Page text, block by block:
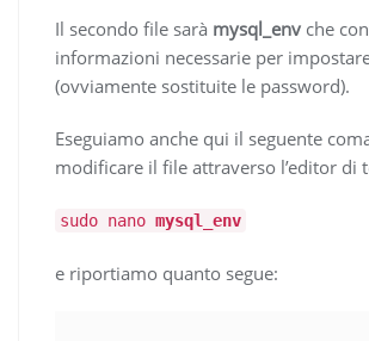
Il secondo file sarà mysql_env che
informazioni necessarie per
(ovviamente sostituite le password).
Eseguiamo anche qui il seguente
modificare il file attraverso l’editor di
sudo nano mysql_env
e riportiamo quanto segue: